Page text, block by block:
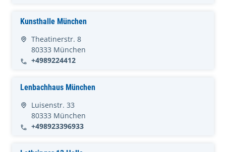
Kunsthalle München
Theatinerstr. 8
80333 München
+4989224412
Lenbachhaus München
Luisenstr. 33
80333 München
+498923396933